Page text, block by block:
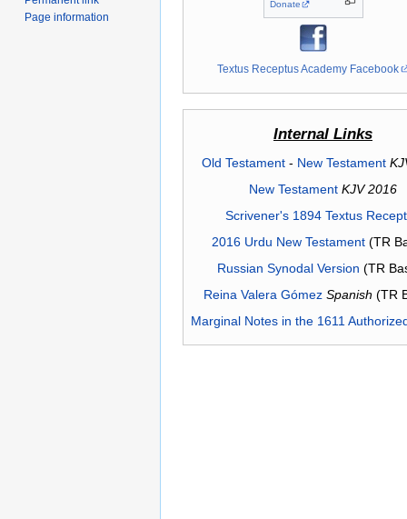
Donate
Textus Receptus Academy Facebook
Internal Links
Old Testament- New Testament
New Testament KJV 2016
Scrivener's 1894 Textus
2016 Urdu New Testament(TR
Russian Synodal Version (TR
Reina Valera Gómez Spanish (TR
Marginal Notes in the 1611
Page information